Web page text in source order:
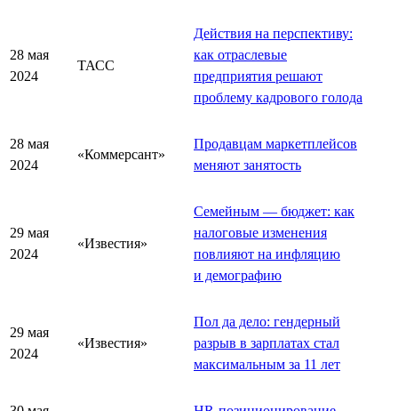
28 мая
2024
ТАСС
Действия на перспективу:
как отраслевые
предприятия решают
проблему кадрового голода
28 мая
2024
«Коммерсант»
Продавцам маркетплейсов
меняют занятость
29 мая
2024
«Известия»
Семейным — бюджет: как
налоговые изменения
повлияют на инфляцию
и демографию
29 мая
2024
«Известия»
Пол да дело: гендерный
разрыв в зарплатах стал
максимальным за 11 лет